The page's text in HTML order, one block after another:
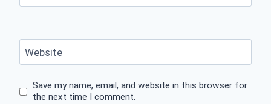
Website
Save my name, email, and website in this browser for
the next time I comment.